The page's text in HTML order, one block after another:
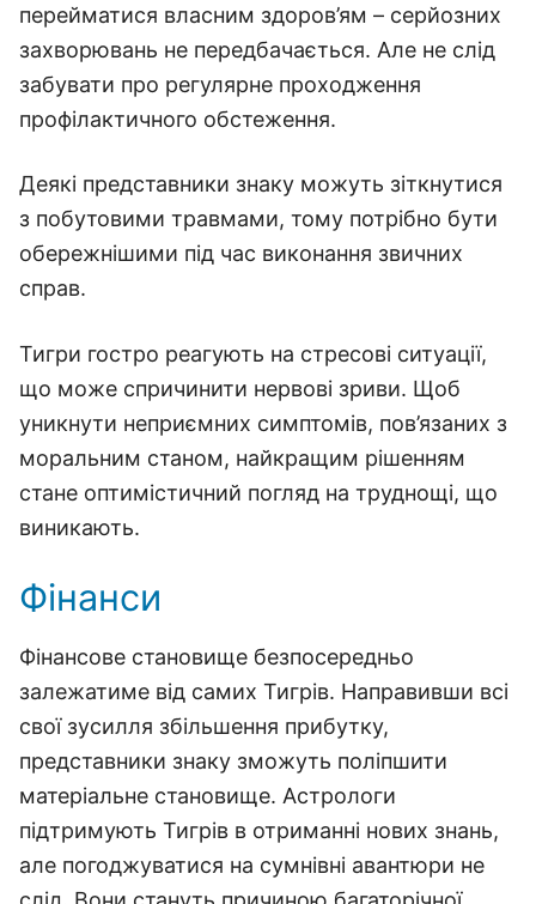
перейматися власним здоров’ям – серйозних
захворювань не передбачається. Але не слід
забувати про регулярне проходження
профілактичного обстеження.
Деякі представники знаку можуть зіткнутися
з побутовими травмами, тому потрібно бути
обережнішими під час виконання звичних
справ.
Тигри гостро реагують на стресові ситуації,
що може спричинити нервові зриви. Щоб
уникнути неприємних симптомів, пов’язаних з
моральним станом, найкращим рішенням
стане оптимістичний погляд на труднощі, що
виникають.
Фінанси
Фінансове становище безпосередньо
залежатиме від самих Тигрів. Направивши всі
свої зусилля збільшення прибутку,
представники знаку зможуть поліпшити
матеріальне становище. Астрологи
підтримують Тигрів в отриманні нових знань,
але погоджуватися на сумнівні авантюри не